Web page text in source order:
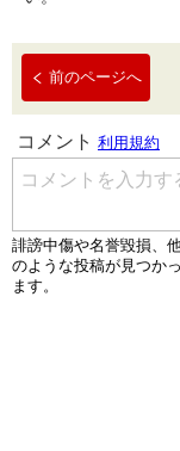
前のページへ